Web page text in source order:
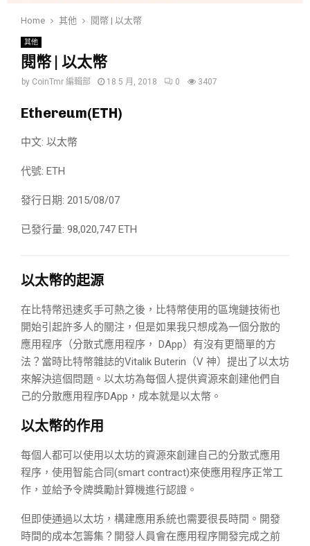
Home 其他 閱幣 | 以太幣
其他
閱幣 | 以太幣
by CoinTmr 編輯部 18 5 月, 2018 0 3407
Ethereum(ETH)
中文: 以太幣
代號: ETH
發行日期: 2015/08/07
已發行量: 98,020,747 ETH
以太幣的起源
在比特幣迅速炙手可熱之後，比特幣使用的區塊鏈技術也
開始引起許多人的關注，但是如果我只想成為一個分散的
應用程序（分散式應用程序， DApp）有沒有更簡單的方
法？當時比特幣雜誌的Vitalik Buterin（V 神）提出了以太坊
來解決這個問題。以太坊為每個人提供資源來創建他們自
己的分散應用程序DApp，成本就是以太幣。
以太幣的作用
每個人都可以使用以太坊的資源來創建自己的分散式應用
程序，使用智能合同(smart contract)來使應用程序正常工
作，並給予令牌獎勵計算機進行認證。
但即使通過以太坊，構建應用系統也需要很長時間。開發
時間的成本怎籌集？開發人員會在應用程序開發完成之前